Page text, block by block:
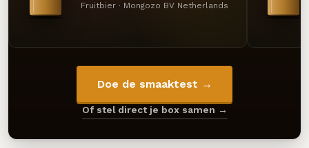
Fruitbier · Mongozo BV Netherlands
Doe de smaaktest →
Of stel direct je box samen →